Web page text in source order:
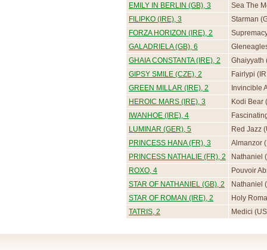
EMILY IN BERLIN (GB), 3
Sea The
FILIPKO (IRE), 3
Starman
FORZA HORIZON (IRE), 2
GALADRIELA (GB), 6
GHAIA CONSTANTA (IRE), 2
Ghaiyyath
GIPSY SMILE (CZE), 2
Fairlypi
GREEN MILLAR (IRE), 2
Invincible
HEROIC MARS (IRE), 3
Kodi Bear
IWANHOE (IRE), 4
LUMINAR (GER), 5
Red Jazz
PRINCESS HANA (FR), 3
Almanzor
PRINCESS NATHALIE (FR), 2
Nathaniel
ROXO, 4
Pouvoir
STAR OF NATHANIEL (GB), 2
Nathaniel
STAR OF ROMAN (IRE), 2
Holy
TATRIS, 2
Medici